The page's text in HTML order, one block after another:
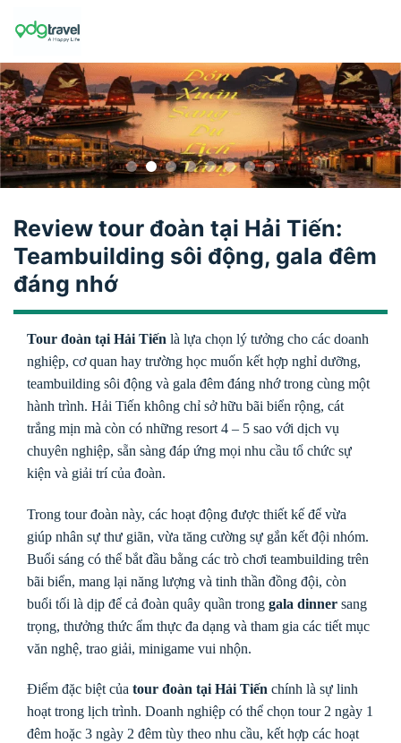
Review tour đoàn tại Hải Tiến:
Teambuilding sôi động, gala đêm
đáng nhớ
Tour đoàn tại Hải Tiến là lựa chọn lý tưởng cho các doanh
nghiệp, cơ quan hay trường học muốn kết hợp nghỉ dưỡng,
teambuilding sôi động và gala đêm đáng nhớ trong cùng một
hành trình. Hải Tiến không chỉ sở hữu bãi biển rộng, cát
trắng mịn mà còn có những resort 4 – 5 sao với dịch vụ
chuyên nghiệp, sẵn sàng đáp ứng mọi nhu cầu tổ chức sự
kiện và giải trí của đoàn.
Trong tour đoàn này, các hoạt động được thiết kế để vừa
giúp nhân sự thư giãn, vừa tăng cường sự gắn kết đội nhóm.
Buổi sáng có thể bắt đầu bằng các trò chơi teambuilding trên
bãi biển, mang lại năng lượng và tinh thần đồng đội, còn
buổi tối là dịp để cả đoàn quây quần trong gala dinner sang
trọng, thưởng thức ẩm thực đa dạng và tham gia các tiết mục
văn nghệ, trao giải, minigame vui nhộn.
Điểm đặc biệt của tour đoàn tại Hải Tiến chính là sự linh
hoạt trong lịch trình. Doanh nghiệp có thể chọn tour 2 ngày 1
đêm hoặc 3 ngày 2 đêm tùy theo nhu cầu, kết hợp các hoạt